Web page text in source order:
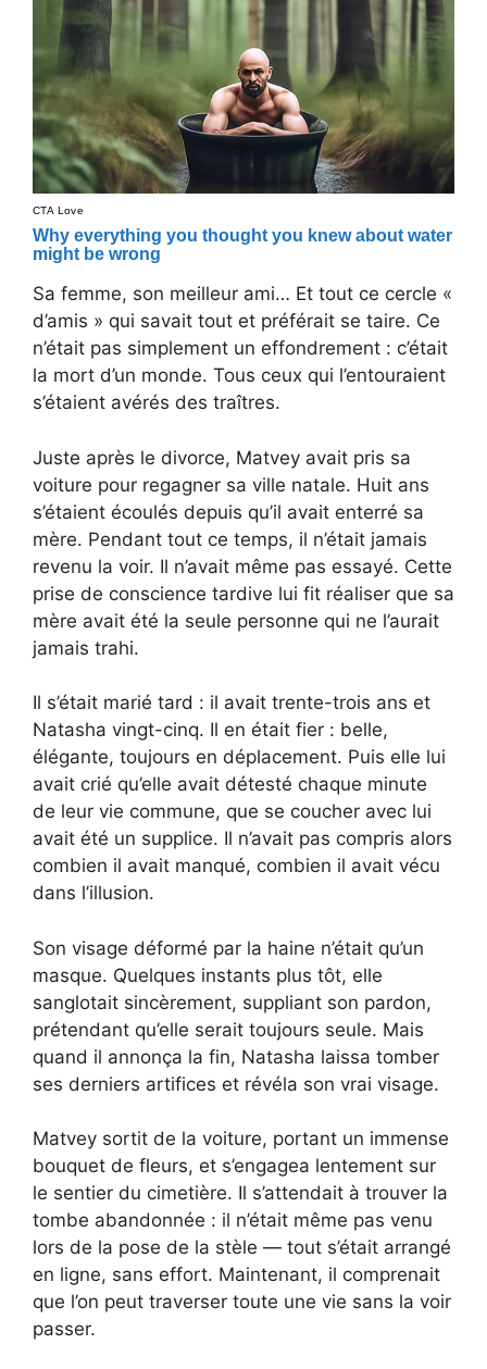
Sa femme, son meilleur ami… Et tout ce cercle «
d’amis » qui savait tout et préférait se taire. Ce
n’était pas simplement un effondrement : c’était
la mort d’un monde. Tous ceux qui l’entouraient
s’étaient avérés des traîtres.
Juste après le divorce, Matvey avait pris sa
voiture pour regagner sa ville natale. Huit ans
s’étaient écoulés depuis qu’il avait enterré sa
mère. Pendant tout ce temps, il n’était jamais
revenu la voir. Il n’avait même pas essayé. Cette
prise de conscience tardive lui fit réaliser que sa
mère avait été la seule personne qui ne l’aurait
jamais trahi.
Il s’était marié tard : il avait trente-trois ans et
Natasha vingt-cinq. Il en était fier : belle,
élégante, toujours en déplacement. Puis elle lui
avait crié qu’elle avait détesté chaque minute
de leur vie commune, que se coucher avec lui
avait été un supplice. Il n’avait pas compris alors
combien il avait manqué, combien il avait vécu
dans l’illusion.
Son visage déformé par la haine n’était qu’un
masque. Quelques instants plus tôt, elle
sanglotait sincèrement, suppliant son pardon,
prétendant qu’elle serait toujours seule. Mais
quand il annonça la fin, Natasha laissa tomber
ses derniers artifices et révéla son vrai visage.
Matvey sortit de la voiture, portant un immense
bouquet de fleurs, et s’engagea lentement sur
le sentier du cimetière. Il s’attendait à trouver la
tombe abandonnée : il n’était même pas venu
lors de la pose de la stèle — tout s’était arrangé
en ligne, sans effort. Maintenant, il comprenait
que l’on peut traverser toute une vie sans la voir
passer.